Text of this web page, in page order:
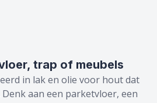
trap of meubels
in lak en olie voor hout dat
aan een parketvloer, een